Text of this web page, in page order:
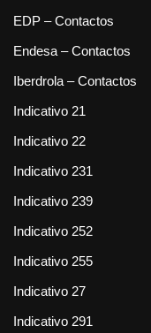
EDP – Contactos
Endesa – Contactos
Iberdrola – Contactos
Indicativo 21
Indicativo 22
Indicativo 231
Indicativo 239
Indicativo 252
Indicativo 255
Indicativo 27
Indicativo 291